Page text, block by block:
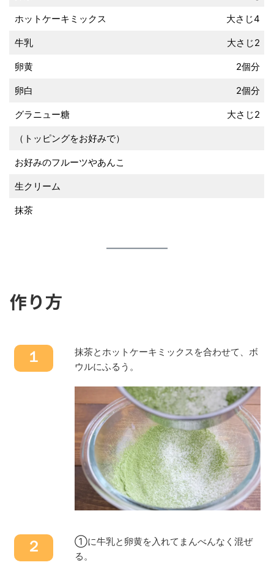
ホットケーキミックス 大さじ4
牛乳 大さじ2
卵黄 2個分
卵白 2個分
グラニュー糖 大さじ2
（トッピングをお好みで）
お好みのフルーツやあんこ
生クリーム
抹茶
作り方
１
抹茶とホットケーキミックスを合わせて、ボ
ウルにふるう。
２
①に牛乳と卵黄を入れてまんべんなく混ぜ
る。